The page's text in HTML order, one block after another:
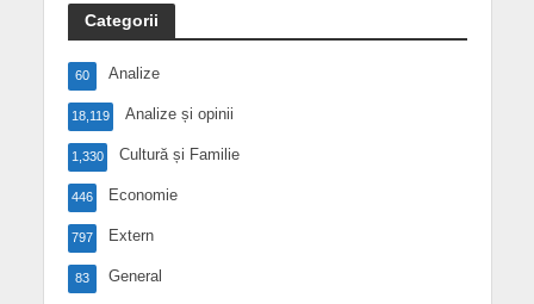
Categorii
Analize
60
Analize și opinii
18,119
Cultură și Familie
1,330
Economie
446
Extern
797
General
83